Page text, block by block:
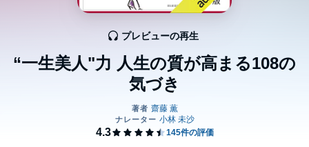
“一生美人"力 人生の質が高まる108の
気づき
プレビューの再生